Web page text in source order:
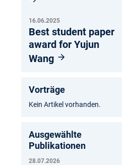
16.06.2025
Best student paper
award for Yujun
Wang
Vorträge
Kein Artikel vorhanden.
Ausgewählte
Publikationen
28.07.2026